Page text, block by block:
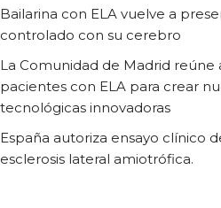
Bailarina con ELA vuelve a
controlado con su cerebro
La Comunidad de Madrid reúne
pacientes con ELA para crear
tecnológicas innovadoras
España autoriza ensayo clínico
esclerosis lateral amiotrófica.